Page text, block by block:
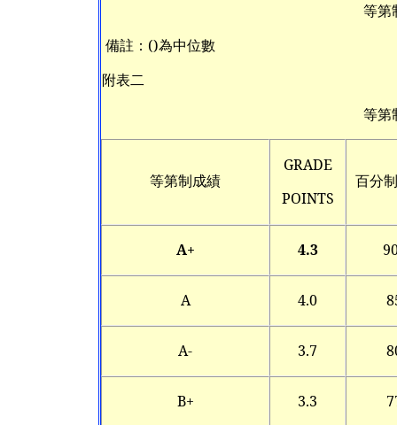
等第
備註：()為中位數
附表二
等第
等第制成績
GRADE
POINTS
百分
A+ 4.3
A 4.0
A- 3.7
B+ 3.3